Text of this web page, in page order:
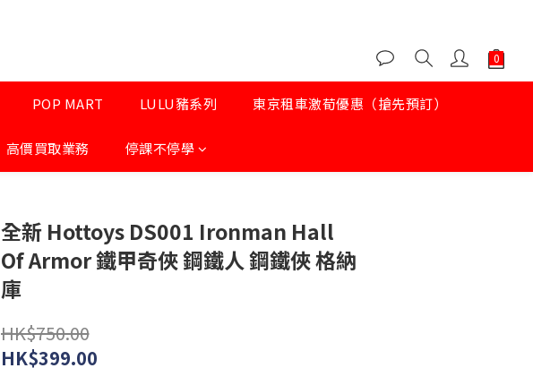
POP MART LULU豬系列 東京租車激荀優惠（搶先預訂）
高價買取業務 停課不停學
全新 Hottoys DS001 Ironman Hall
Of Armor 鐵甲奇俠 鋼鐵人 鋼鐵俠 格納
庫
HK$750.00
HK$399.00